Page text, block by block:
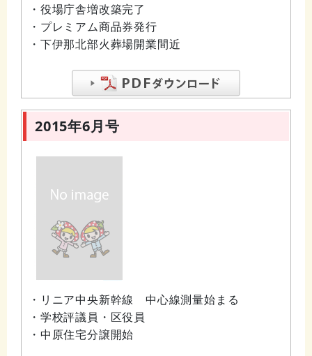
・役場庁舎増改築完了
・プレミアム商品券発行
・下伊那北部火葬場開業間近
2015年6月号
・リニア中央新幹線 中心線測量始まる
・学校評議員・区役員
・中原住宅分譲開始